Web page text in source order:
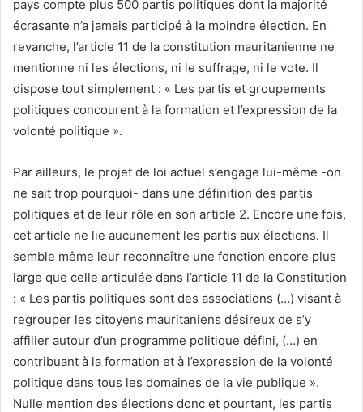
pays compte plus 500 partis politiques dont la majorité
écrasante n’a jamais participé à la moindre élection. En
revanche, l’article 11 de la constitution mauritanienne ne
mentionne ni les élections, ni le suffrage, ni le vote. Il
dispose tout simplement : « Les partis et groupements
politiques concourent à la formation et l’expression de la
volonté politique ».
Par ailleurs, le projet de loi actuel s’engage lui-même -on
ne sait trop pourquoi- dans une définition des partis
politiques et de leur rôle en son article 2. Encore une fois,
cet article ne lie aucunement les partis aux élections. Il
semble même leur reconnaître une fonction encore plus
large que celle articulée dans l’article 11 de la Constitution
: « Les partis politiques sont des associations (…) visant à
regrouper les citoyens mauritaniens désireux de s’y
affilier autour d’un programme politique défini, (…) en
contribuant à la formation et à l’expression de la volonté
politique dans tous les domaines de la vie publique ».
Nulle mention des élections donc et pourtant, les partis